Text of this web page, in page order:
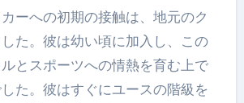
ーへの初期の接触は、地元のク
た。彼は幼い頃に加入し、この
とスポーツへの情熱を育む上で
た。彼はすぐにユースの階級を